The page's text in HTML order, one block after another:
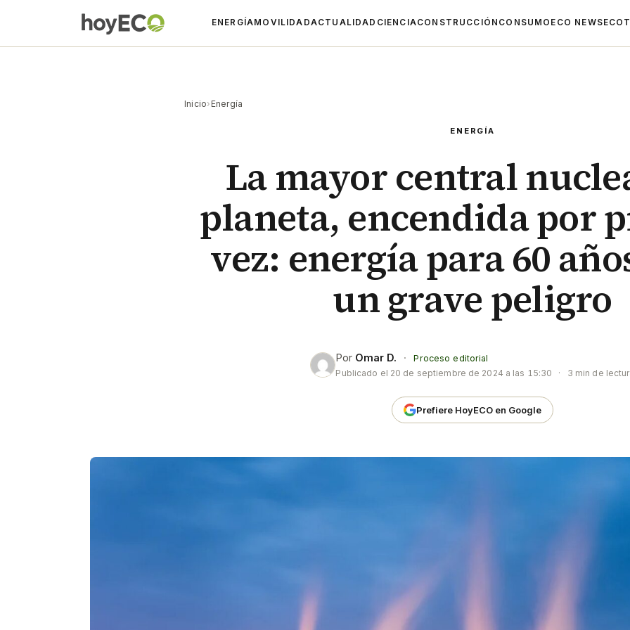
ENERGÍA MOVILIDADACTUALIDAD CIENCIACONSTRUCCIÓN CONSUMO ECO NEWS
Inicio› Energía
ENERGÍA
La mayor central
planeta, encendida por
vez: energía para 60
un grave peligro
Por Omar D. ·
Proceso editorial
Publicado el 20 de septiembre de 2024 a las 15:30 · 3 min de
Prefiere HoyECO en Google